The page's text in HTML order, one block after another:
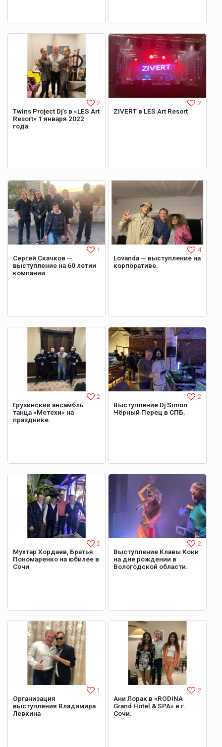
Twins Project Dj’s в «LES Art
Resort» 1 января 2022
года.
2
ZIVERT в LES Art Resort
2
Сергей Скачков —
выступление на 60 летии
компании.
1
Lovanda — выступление на
корпоративе.
4
Грузинский ансамбль
танца «Метехи» на
празднике.
2
Выступление Dj Simon
Чёрный Перец в СПБ.
2
Мухтар Хордаев, Братья
Пономаренко на юбилее в
Сочи
2
Выступление Клавы Коки
на дне рождении в
Вологодской области.
2
Организация
выступления Владимира
Левкина
1
Ани Лорак в «RODINA
Grand Hotel & SPA» в г.
Сочи.
2